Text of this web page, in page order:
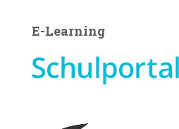
E-Learning